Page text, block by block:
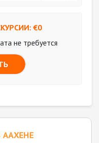
€0
не требуется
ААХЕНЕ